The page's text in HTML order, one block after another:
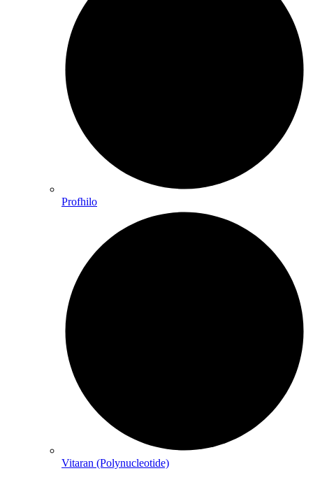
Profhilo
Vitaran (Polynucleotide)